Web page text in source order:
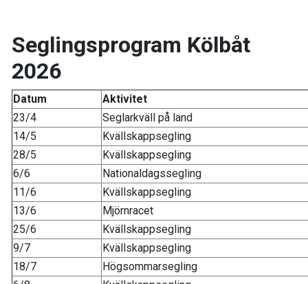
Seglingsprogram Kölbåt
2026
Datum
Aktivitet
23/4
Seglarkväll på land
14/5
Kvällskappsegling
28/5
Kvällskappsegling
6/6
Nationaldagssegling
11/6
Kvällskappsegling
13/6
Mjörnracet
25/6
Kvällskappsegling
9/7
Kvällskappsegling
18/7
Högsommarsegling